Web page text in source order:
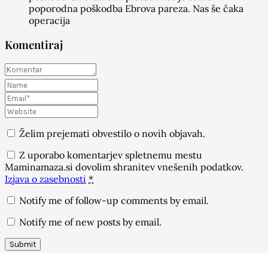
poporodna poškodba Ebrova pareza. Nas še čaka
operacija
Komentiraj
Želim prejemati obvestilo o novih objavah.
Z uporabo komentarjev spletnemu mestu
Maminamaza.si dovolim shranitev vnešenih podatkov.
Izjava o zasebnosti *
Notify me of follow-up comments by email.
Notify me of new posts by email.